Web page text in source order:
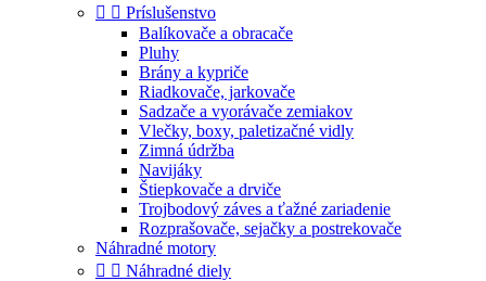
  Príslušenstvo
Balíkovače a obracače
Pluhy
Brány a kypriče
Riadkovače, jarkovače
Sadzače a vyorávače zemiakov
Vlečky, boxy, paletizačné vidly
Zimná údržba
Navijáky
Štiepkovače a drviče
Trojbodový záves a ťažné zariadenie
Rozprašovače, sejačky a postrekovače
Náhradné motory
  Náhradné diely